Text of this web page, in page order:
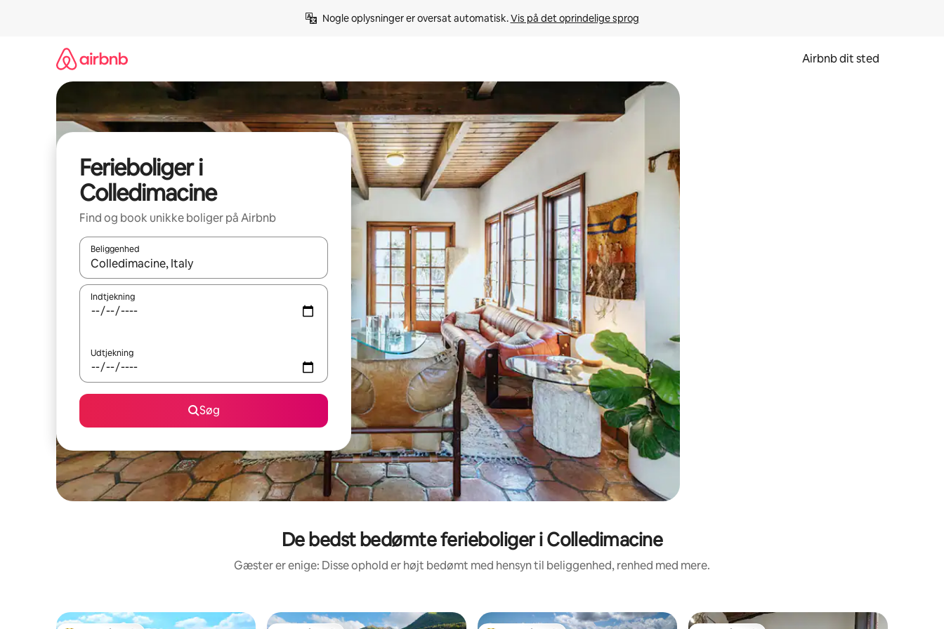
Nogle oplysninger er oversat automatisk. Vis på det oprindelige sprog
Airbnb dit sted
Ferieboliger i
Colledimacine
Find og book unikke boliger på Airbnb
Beliggenhed
Når resultaterne er tilgængelige, skal du navigere med piletasterne op og ned eller se mere ved at trykke eller stryge.
Indtjekning
Udtjekning
Søg
De bedst bedømte ferieboliger i Colledimacine
Gæster er enige: Disse ophold er højt bedømt med hensyn til beliggenhed, renhed med mere.